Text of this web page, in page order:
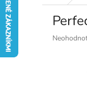
Priemerné